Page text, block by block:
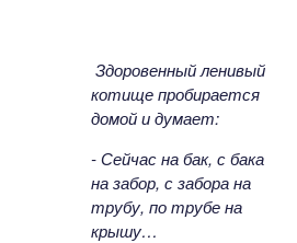
Здоровенный ленивый
котище пробирается
домой и думает:
- Сейчас на бак, с бака
на забор, с забора на
трубу, по трубе на
крышу…